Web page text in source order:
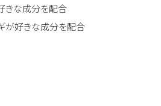
きな成分を配合
が好きな成分を配合